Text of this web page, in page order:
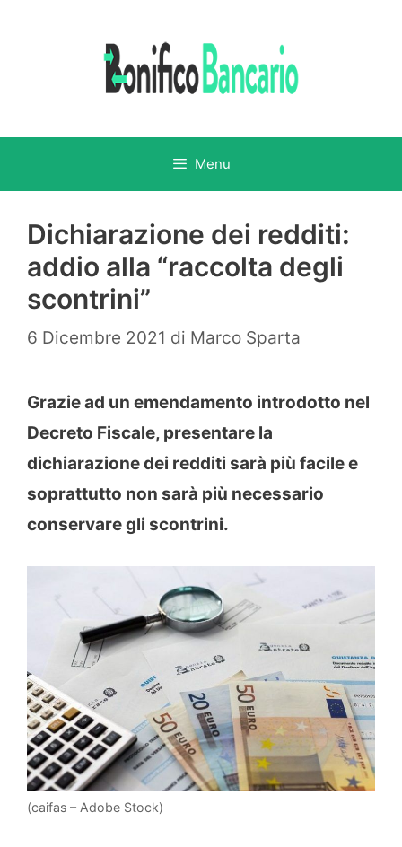
Menu
Dichiarazione dei redditi:
addio alla “raccolta degli
scontrini”
6 Dicembre 2021 di Marco Sparta
Grazie ad un emendamento introdotto nel
Decreto Fiscale, presentare la
dichiarazione dei redditi sarà più facile e
soprattutto non sarà più necessario
conservare gli scontrini.
(caifas – Adobe Stock)